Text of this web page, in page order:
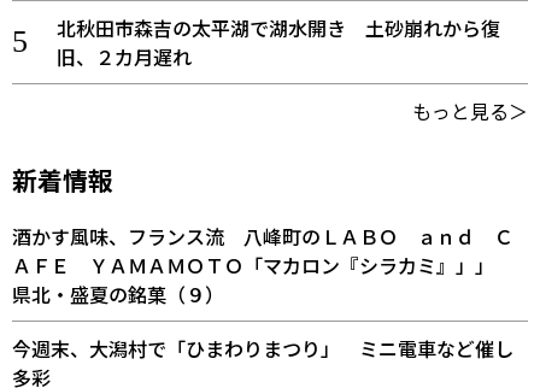
北秋田市森吉の太平湖で湖水開き 土砂崩れから復
旧、２カ月遅れ
もっと見る＞
新着情報
酒かす風味、フランス流 八峰町のＬＡＢＯ ａｎｄ Ｃ
ＡＦＥ ＹＡＭＡＭＯＴＯ「マカロン『シラカミ』」」
県北・盛夏の銘菓（９）
今週末、大潟村で「ひまわりまつり」 ミニ電車など催し
多彩